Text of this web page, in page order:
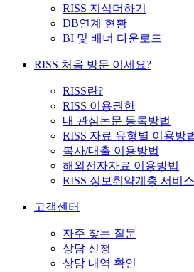
RISS 지식더하기
DB연계 현황
BI 및 배너 다운로드
RISS 처음 방문 이세요?
RISS란?
RISS 이용권한
내 관심논문 등록방법
RISS 자료 유형별 이용방
복사/대출 이용방법
해외전자자료 이용방법
RISS 정보취약계층 서비
고객센터
자주 찾는 질문
상담 신청
상담 내역 확인